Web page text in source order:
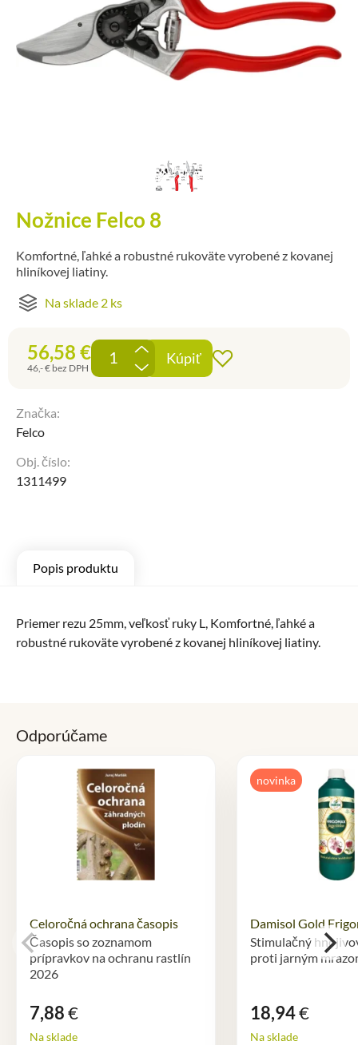
Nožnice Felco 8
Komfortné, ľahké a robustné rukoväte vyrobené z kovanej
hliníkovej liatiny.
Na sklade 2 ks
56,58 €
46,-€ bez DPH
-
Kúpiť
Značka:
Felco
Obj. číslo:
1311499
Popis produktu
Priemer rezu 25mm, veľkosť ruky L, Komfortné, ľahké a
robustné rukoväte vyrobené z kovanej hliníkovej liatiny.
Odporúčame
Celoročná ochrana časopis
Časopis so zoznamom
prípravkov na ochranu rastlín
2026
7,88€
Na sklade
novinka
Damisol Gold
Stimulačný
proti jarným
18,94€
Na sklade